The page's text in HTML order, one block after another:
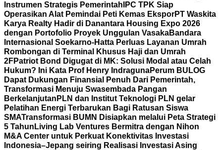
Instrumen Strategis Pemerintah IPC TPK Siap
Operasikan Alat Pemindai Peti Kemas EksporPT Waskita
Karya Realty Hadir di Danantara Housing Expo 2026
dengan Portofolio Proyek Unggulan VasakaBandara
Internasional Soekarno-Hatta Perluas Layanan Umrah
Rombongan di Terminal Khusus Haji dan Umrah
2FPatriot Bond Digugat di MK: Solusi Modal atau Celah
Hukum? Ini Kata Prof Henry IndragunaPerum BULOG
Dapat Dukungan Finansial Penuh Dari Pemerintah,
Transformasi Menuju Swasembada Pangan
Berkelanjutan PLN dan Institut Teknologi PLN gelar
Pelatihan Energi Terbarukan Bagi Ratusan Siswa
SMATransformasi BUMN Disiapkan melalui Peta Strategi
5 Tahun Living Lab Ventures Bermitra dengan Nihon
M&A Center untuk Perkuat Konektivitas Investasi
Indonesia–Jepang seiring Realisasi Investasi Asing